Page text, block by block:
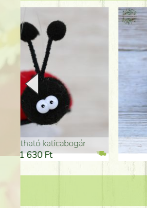
Kerámia béka 12cm
11 600 Ft